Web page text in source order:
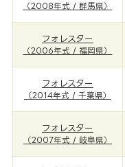
（2008年式 / 群馬県）
フォレスター
（2006年式 / 福岡県）
フォレスター
（2014年式 / 千葉県）
フォレスター
（2007年式 / 岐阜県）